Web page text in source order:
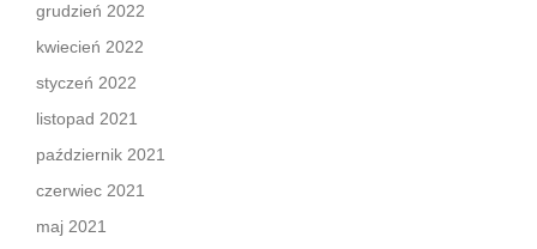
grudzień 2022
kwiecień 2022
styczeń 2022
listopad 2021
październik 2021
czerwiec 2021
maj 2021